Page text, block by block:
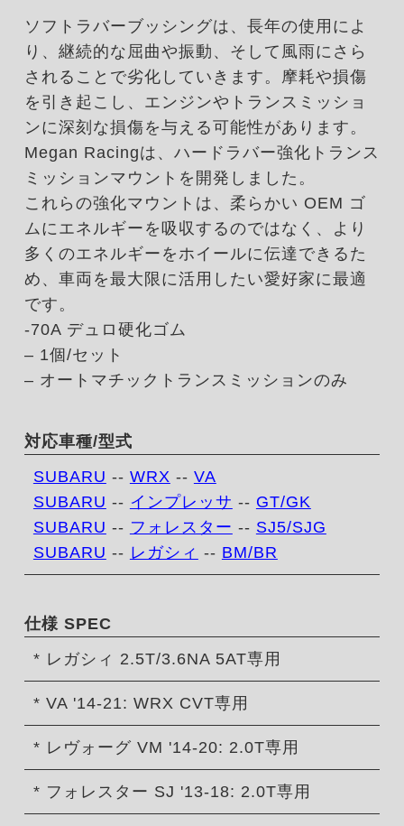
ソフトラバーブッシングは、長年の使用によ
り、継続的な屈曲や振動、そして風雨にさら
されることで劣化していきます。摩耗や損傷
を引き起こし、エンジンやトランスミッショ
ンに深刻な損傷を与える可能性があります。
Megan Racingは、ハードラバー強化トランス
ミッションマウントを開発しました。
これらの強化マウントは、柔らかい OEM ゴ
ムにエネルギーを吸収するのではなく、より
多くのエネルギーをホイールに伝達できるた
め、車両を最大限に活用したい愛好家に最適
です。
-70A デュロ硬化ゴム
– 1個/セット
– オートマチックトランスミッションのみ
対応車種/型式
SUBARU -- WRX -- VA
SUBARU -- インプレッサ -- GT/GK
SUBARU -- フォレスター -- SJ5/SJG
SUBARU -- レガシィ -- BM/BR
仕様 SPEC
* レガシィ 2.5T/3.6NA 5AT専用
* VA '14-21: WRX CVT専用
* レヴォーグ VM '14-20: 2.0T専用
* フォレスター SJ '13-18: 2.0T専用